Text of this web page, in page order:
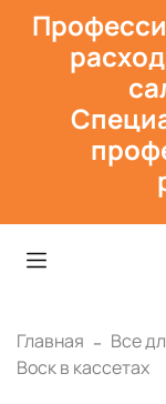
Главная Все
Воск в кассетах